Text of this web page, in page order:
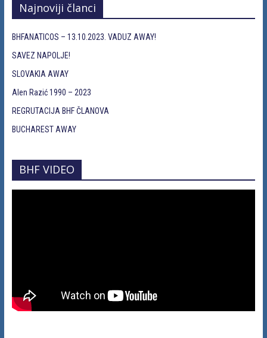
Najnoviji članci
BHFANATICOS – 13.10.2023. VADUZ AWAY!
SAVEZ NAPOLJE!
SLOVAKIA AWAY
Alen Razić 1990 – 2023
REGRUTACIJA BHF ČLANOVA
BUCHAREST AWAY
BHF VIDEO